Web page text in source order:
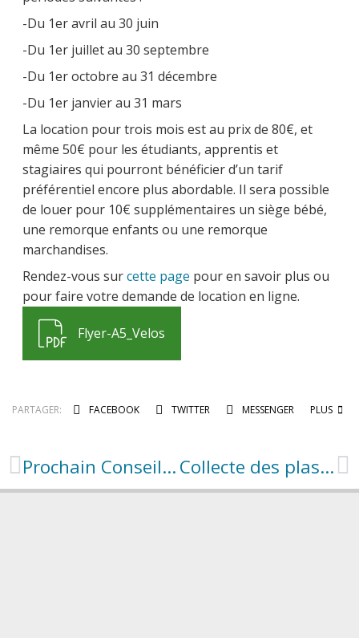
-Du 1er avril au 30 juin
-Du 1er juillet au 30 septembre
-Du 1er octobre au 31 décembre
-Du 1er janvier au 31 mars
La location pour trois mois est au prix de 80€, et
même 50€ pour les étudiants, apprentis et
stagiaires qui pourront bénéficier d’un tarif
préférentiel encore plus abordable. Il sera possible
de louer pour 10€ supplémentaires un siège bébé,
une remorque enfants ou une remorque
marchandises.
Rendez-vous surcette page pour en savoir plus ou
pour faire votre demande de location en ligne.
Flyer-A5_Velos
PARTAGER: FACEBOOK TWITTER MESSENGER PLUS
Prochain Conseil Municipal le 23 mars à 20h30 Collecte des plastiques agricoles